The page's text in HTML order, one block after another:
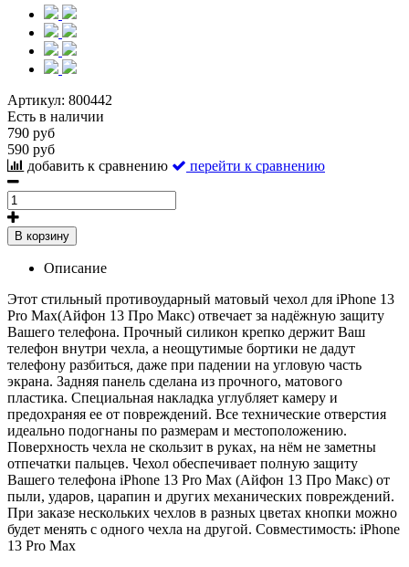
Артикул: 800442
Есть в наличии
790 руб
590 руб
добавить к сравнению
перейти к сравнению
В корзину
Описание
Этот стильный противоударный матовый чехол для iPhone 13
Pro Max(Айфон 13 Про Макс) отвечает за надёжную защиту
Вашего телефона. Прочный силикон крепко держит Ваш
телефон внутри чехла, а неощутимые бортики не дадут
телефону разбиться, даже при падении на угловую часть
экрана. Задняя панель сделана из прочного, матового
пластика. Специальная накладка углубляет камеру и
предохраняя ее от повреждений. Все технические отверстия
идеально подогнаны по размерам и местоположению.
Поверхность чехла не скользит в руках, на нём не заметны
отпечатки пальцев. Чехол обеспечивает полную защиту
Вашего телефона iPhone 13 Pro Max (Айфон 13 Про Макс) от
пыли, ударов, царапин и других механических повреждений.
При заказе нескольких чехлов в разных цветах кнопки можно
будет менять с одного чехла на другой. Совместимость: iPhone
13 Pro Max